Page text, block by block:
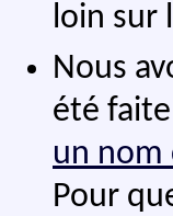
loin sur
Nous
été
un nom
Pour